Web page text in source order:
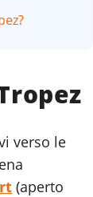
verso le
(aperto